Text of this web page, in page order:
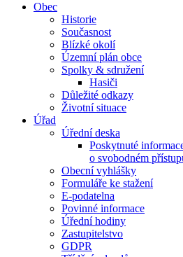
Obec
Historie
Současnost
Blízké okolí
Územní plán obce
Spolky & sdružení
Hasiči
Důležité odkazy
Životní situace
Úřad
Úřední deska
Poskytnuté
o svobodném
Obecní vyhlášky
Formuláře ke stažení
E-podatelna
Povinné informace
Úřední hodiny
Zastupitelstvo
GDPR